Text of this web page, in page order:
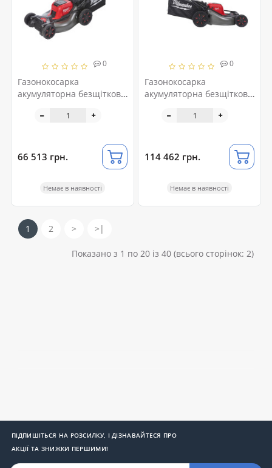
0
Газонокосарка
акумуляторна безщіткова
(53см) M18F2LM53-0
66 513 грн.
Немає в наявності
0
Газонокосарка
акумуляторна безщіткова
(53см) M18F2LM53-122
114 462 грн.
Немає в наявності
1 2 > >|
Показано з 1 по 20 із 40 (всього сторінок: 2)
ПІДПИШІТЬСЯ НА РОЗСИЛКУ, І ДІЗНАВАЙТЕСЯ ПРО
АКЦІЇ ТА ЗНИЖКИ ПЕРШИМИ!